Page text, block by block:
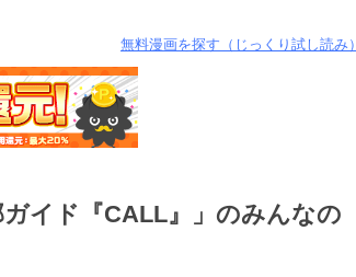
無料漫画を探す（じっくり試し読み）
ガイド『CALL』」のみんなの